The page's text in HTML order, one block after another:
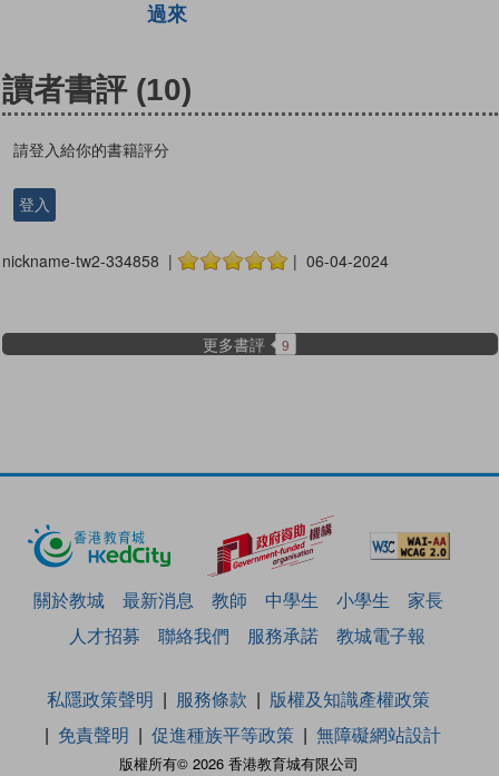
過來
讀者書評 (10)
請登入給你的書籍評分
登入
nickname-tw2-334858 | | 06-04-2024
更多書評 9
關於教城 最新消息 教師 中學生 小學生
家長
人才招募
聯絡我們 服務承諾 教城電子報
版權所有© 2026 香港教育城有限公司
私隱政策聲明 服務條款
版權及知識產權政策
免責聲明
促進種族平等政策 無障礙網站設計